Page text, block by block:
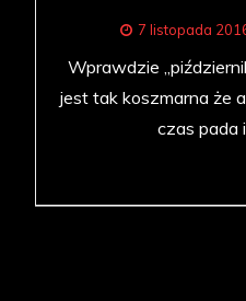
7 listopada
Wprawdzie
jest tak koszmarna że
czas pada